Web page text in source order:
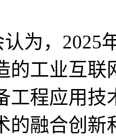
为， 2025
的工业互
工程应用
的融合创新